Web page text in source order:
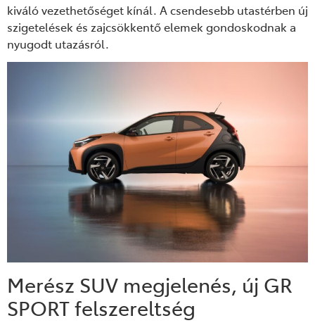
kiváló vezethetőséget kínál. A csendesebb utastérben új
szigetelések és zajcsökkentő elemek gondoskodnak a
nyugodt utazásról.
Merész SUV megjelenés, új GR
SPORT felszereltség